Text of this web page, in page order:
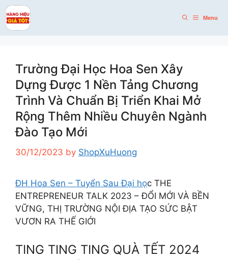
Skip
to
content
Menu
Trường Đại Học Hoa Sen Xây
Dựng Được 1 Nền Tảng Chương
Trình Và Chuẩn Bị Triển Khai Mở
Rộng Thêm Nhiều Chuyên Ngành
Đào Tạo Mới
30/12/2023 by ShopXuHuong
ĐH Hoa Sen – Tuyển Sau Đại học THE
ENTREPRENEUR TALK 2023 – ĐỔI MỚI VÀ BỀN
VỮNG, THỊ TRƯỜNG NỘI ĐỊA TẠO SỨC BẬT
VƯƠN RA THẾ GIỚI
TING TING TING QUÀ TẾT 2024